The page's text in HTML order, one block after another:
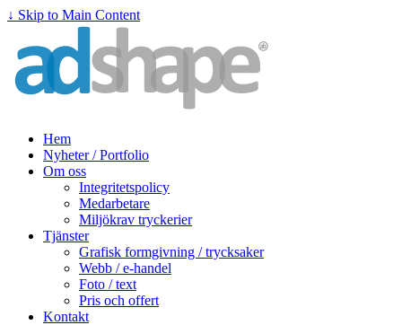
↓ Skip to Main Content
Hem
Nyheter / Portfolio
Om oss
Integritetspolicy
Medarbetare
Miljökrav tryckerier
Tjänster
Grafisk formgivning / trycksaker
Webb / e-handel
Foto / text
Pris och offert
Kontakt